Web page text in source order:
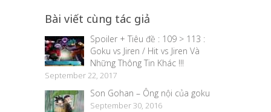
Bài viết cùng tác giả
Spoiler + Tiêu đề : 109 > 113 :
Goku vs Jiren / Hit vs Jiren Và
Những Thông Tin Khác !!!
September 22, 2017
Son Gohan – Ông nội của goku
September 30, 2016